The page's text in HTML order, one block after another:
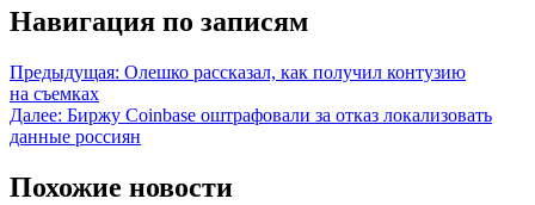
Навигация по записям
Предыдущая: Олешко рассказал, как получил контузию
на съемках
Далее: Биржу Coinbase оштрафовали за отказ локализовать
данные россиян
Похожие новости